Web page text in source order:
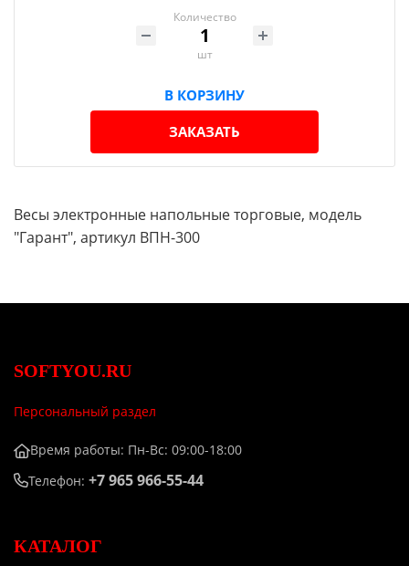
Количество
шт
В КОРЗИНУ
ЗАКАЗАТЬ
Весы электронные напольные торговые, модель
"Гарант", артикул ВПН-300
SOFTYOU.RU
Персональный раздел
Время работы: Пн-Вс: 09:00-18:00
Телефон: +7 965 966-55-44
КАТАЛОГ